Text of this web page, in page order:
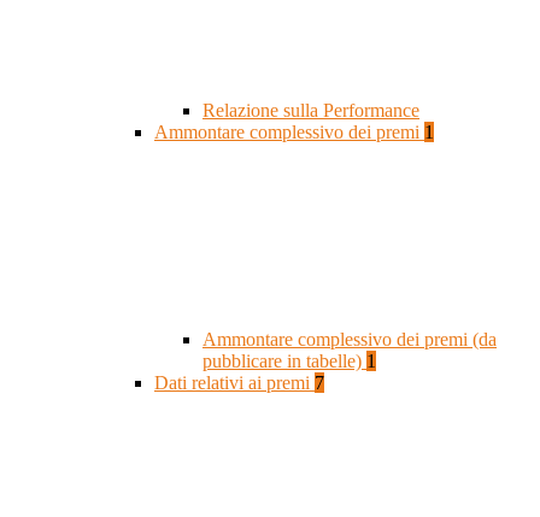
Relazione sulla Performance
Ammontare complessivo dei premi 1
Ammontare complessivo dei premi (da
pubblicare in tabelle) 1
Dati relativi ai premi 7